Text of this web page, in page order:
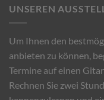
UNSEREN
Um Ihnen den
anbieten zu können,
Termine auf einen
Rechnen Sie zwei